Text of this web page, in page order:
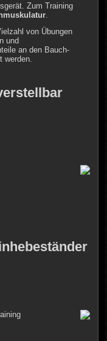
Zum Training
von Übungen
und
an den Bauch-